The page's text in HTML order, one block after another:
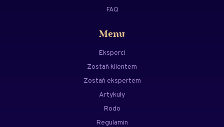
FAQ
Menu
Eksperci
Zostań klientem
Zostań ekspertem
Artykuły
Rodo
Regulamin